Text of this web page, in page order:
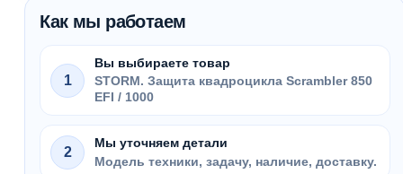
Как мы работаем
1
Вы выбираете товар
STORM. Защита квадроцикла Scrambler 850
EFI / 1000
2
Мы уточняем детали
Модель техники, задачу, наличие, доставку.